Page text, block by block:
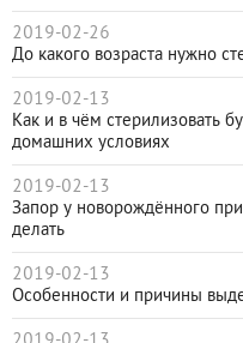
2019-02-26
До какого возраста нужно
2019-02-13
Как и в чём стерилизовать
домашних условиях
2019-02-13
Запор у новорождённого
делать
2019-02-13
Особенности и причины